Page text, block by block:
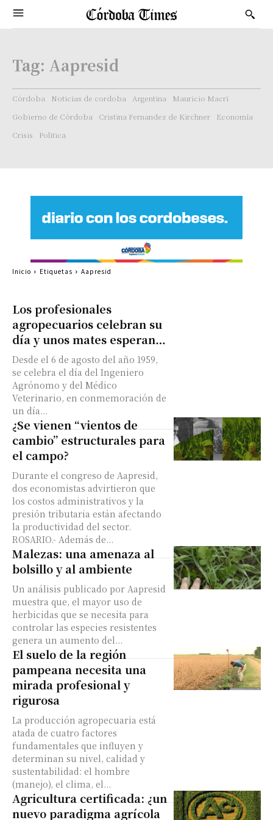
Tag: Aapresid
Córdoba Noticias de cordoba Argentina
Mauricio Macri
Gobierno de Córdoba
Cristina Fernandez de Kirchner
Economía
Crisis
Politica
Los profesionales
agropecuarios celebran su
día y unos mates esperan…
Desde el 6 de agosto del año 1959,
se celebra el día del Ingeniero
Agrónomo y del Médico
Veterinario, en conmemoración de
un día...
¿Se vienen “vientos de
cambio” estructurales para
el campo?
Durante el congreso de Aapresid,
dos economistas advirtieron que
los costos administrativos y la
presión tributaria están afectando
la productividad del sector.
ROSARIO.- Además de...
Malezas: una amenaza al
bolsillo y al ambiente
Un análisis publicado por Aapresid
muestra que, el mayor uso de
herbicidas que se necesita para
controlar las especies resistentes
genera un aumento del...
El suelo de la región
pampeana necesita una
mirada profesional y
rigurosa
La producción agropecuaria está
atada de cuatro factores
fundamentales que influyen y
determinan su nivel, calidad y
sustentabilidad: el hombre
(manejo), el clima, el...
Agricultura certificada: ¿un
nuevo paradigma agrícola
Inicio Etiquetas Aapresid